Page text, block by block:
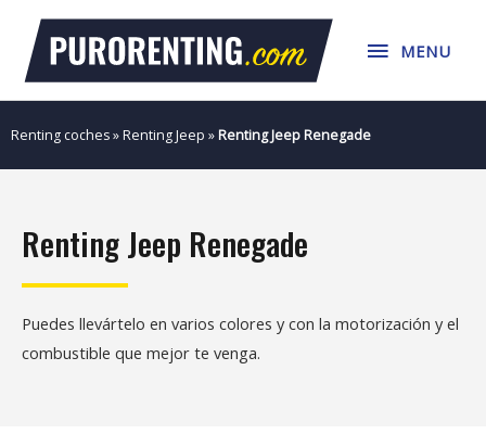
contenido
MENU
MENU
Renting coches»Renting Jeep »Renting Jeep Renegade
Renting Jeep Renegade
Puedes llevártelo en varios colores y con la motorización y el
combustible que mejor te venga.